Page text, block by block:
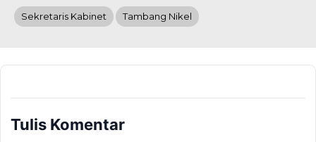
Sekretaris Kabinet Tambang Nikel
Tulis Komentar